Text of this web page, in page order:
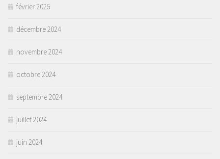
février 2025
décembre 2024
novembre 2024
octobre 2024
septembre 2024
juillet 2024
juin 2024